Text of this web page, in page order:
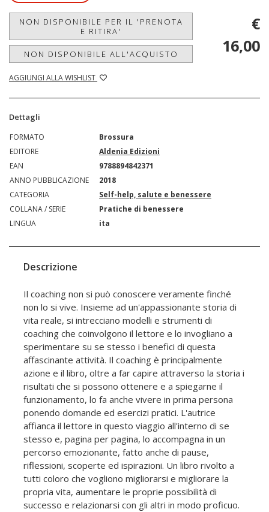
NON DISPONIBILE PER IL 'PRENOTA
E RITIRA'
NON DISPONIBILE ALL'ACQUISTO
AGGIUNGI ALLA WISHLIST
€
16,00
Dettagli
FORMATO
Brossura
EDITORE
Aldenia Edizioni
EAN
9788894842371
ANNO PUBBLICAZIONE
2018
CATEGORIA
Self-help, salute e benessere
COLLANA / SERIE
Pratiche di benessere
LINGUA
ita
Descrizione
Il coaching non si può conoscere veramente finché
non lo si vive. Insieme ad un'appassionante storia di
vita reale, si intrecciano modelli e strumenti di
coaching che coinvolgono il lettore e lo invogliano a
sperimentare su se stesso i benefici di questa
affascinante attività. Il coaching è principalmente
azione e il libro, oltre a far capire attraverso la storia i
risultati che si possono ottenere e a spiegarne il
funzionamento, lo fa anche vivere in prima persona
ponendo domande ed esercizi pratici. L'autrice
affianca il lettore in questo viaggio all'interno di se
stesso e, pagina per pagina, lo accompagna in un
percorso emozionante, fatto anche di pause,
riflessioni, scoperte ed ispirazioni. Un libro rivolto a
tutti coloro che vogliono migliorarsi e migliorare la
propria vita, aumentare le proprie possibilità di
successo e relazionarsi con gli altri in modo proficuo.